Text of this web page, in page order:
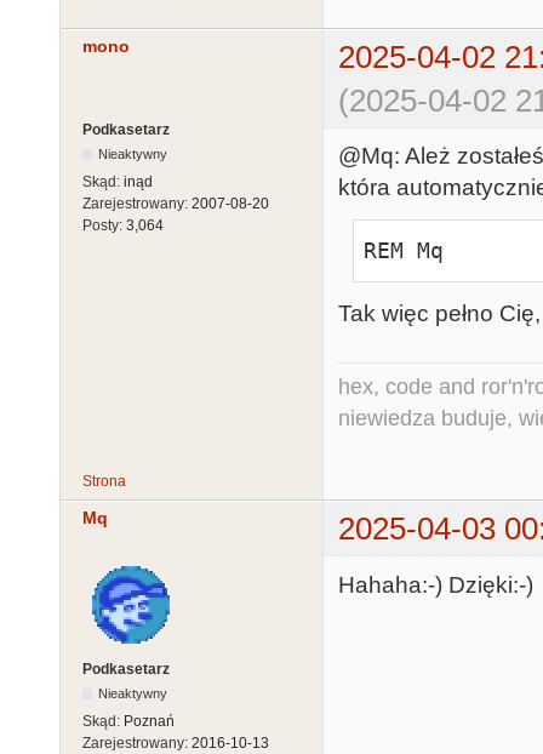
mono
2025-04-02
(2025-04-02
Podkasetarz
Nieaktywny
Skąd: inąd
Zarejestrowany: 2007-08-20
Posty: 3,064
@Mq: Ależ
która
REM Mq
Tak więc pełno
hex, code and
niewiedza buduje,
Strona
Mq 2025-04-03
Podkasetarz
Nieaktywny
Skąd: Poznań
Zarejestrowany: 2016-10-13
Hahaha:-) Dzięki:-)